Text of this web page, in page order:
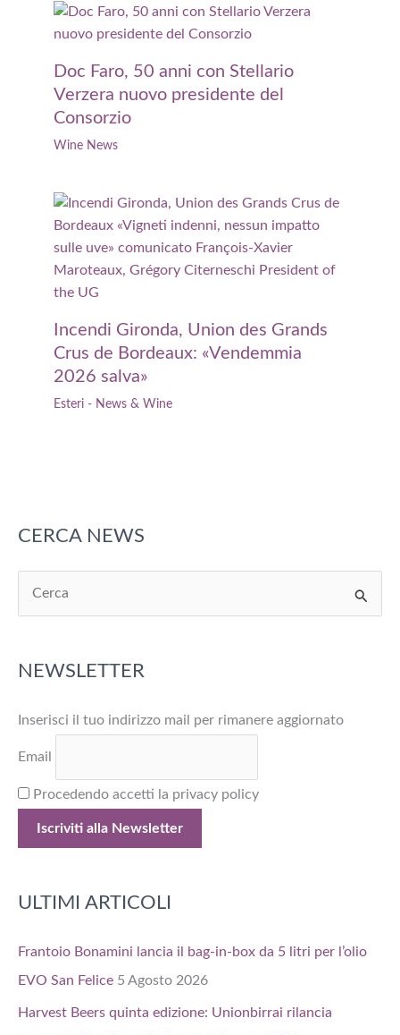
Doc Faro, 50 anni con Stellario
Verzera nuovo presidente del
Consorzio
Wine News
Incendi Gironda, Union des Grands
Crus de Bordeaux: «Vendemmia
2026 salva»
Esteri - News & Wine
CERCA NEWS
e
c
:
NEWSLETTER
Inserisci il tuo indirizzo mail per rimanere aggiornato
Email
Procedendo accetti la privacy policy
ULTIMI ARTICOLI
Frantoio Bonamini lancia il bag-in-box da 5 litri per l’olio
EVO San Felice 5 Agosto 2026
Harvest Beers quinta edizione: Unionbirrai rilancia